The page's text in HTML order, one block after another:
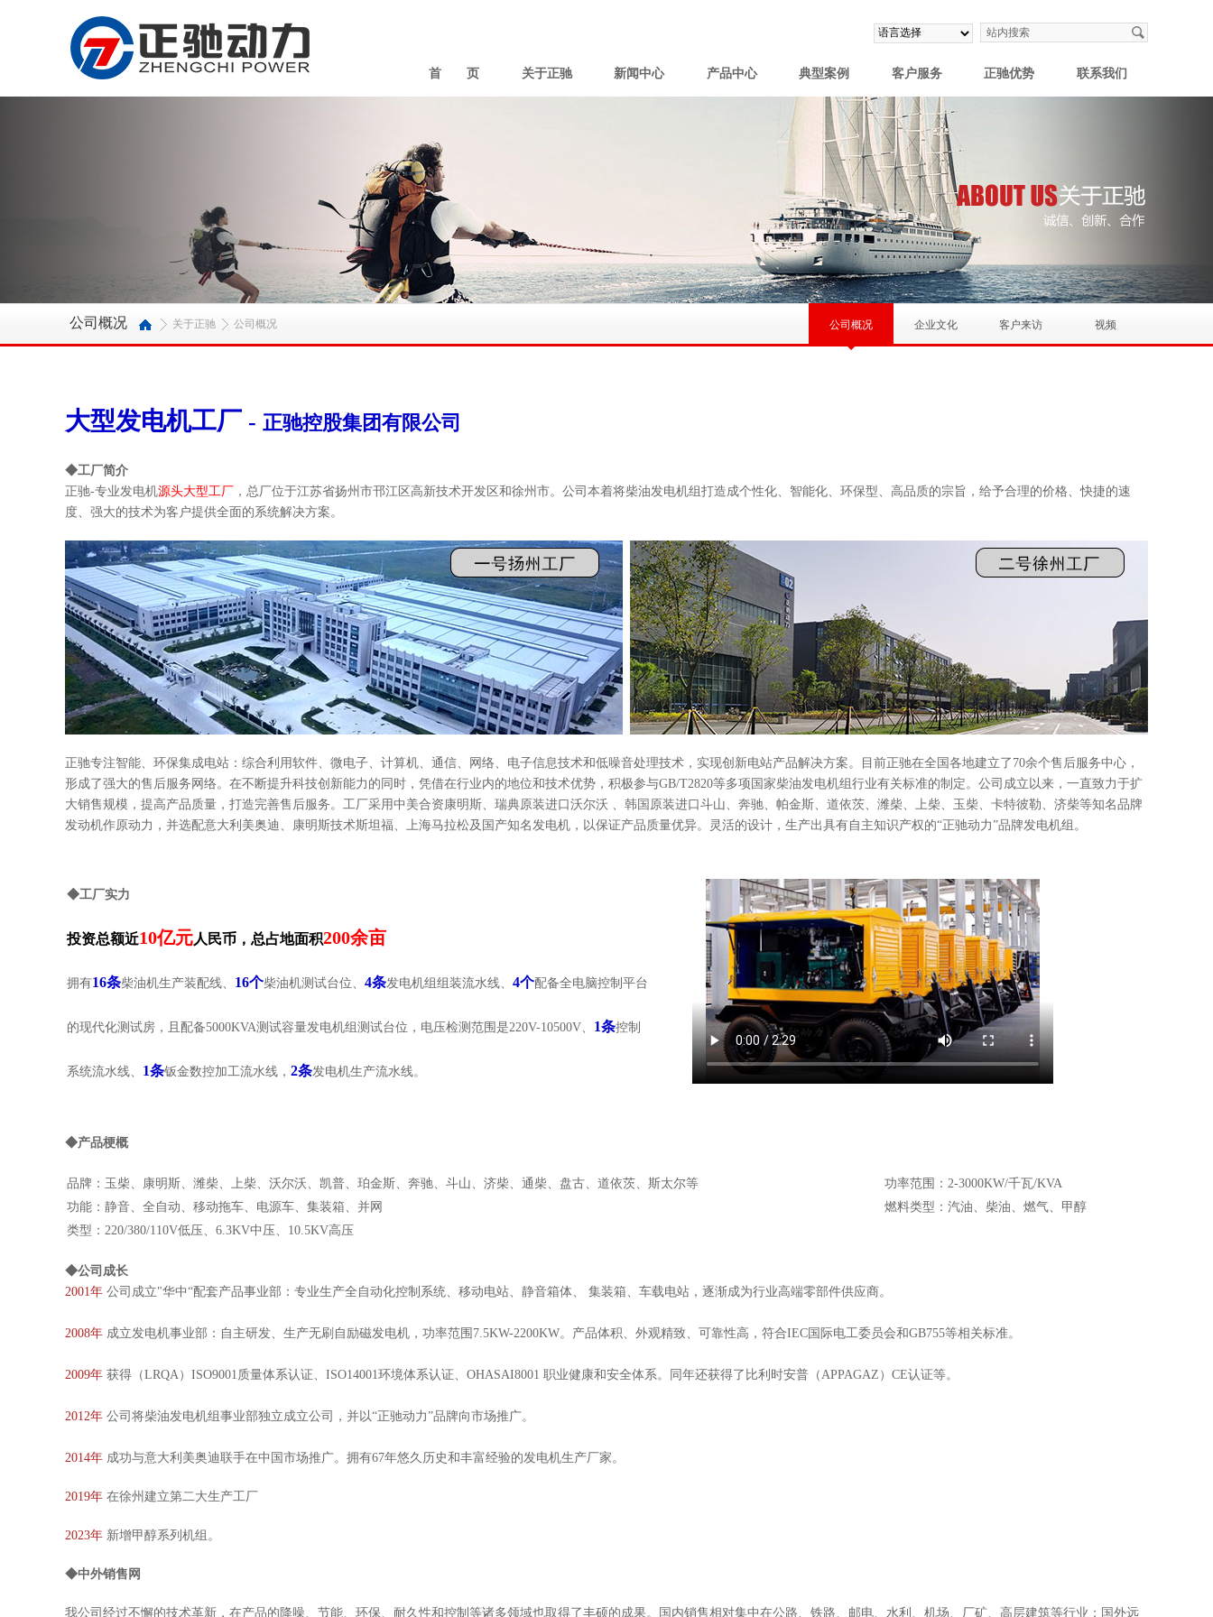
首 页 关于正驰 新闻中心 产品中心 典型案例 客户服务 正驰优势 联系我们
公司概况 关于正驰 公司概况 公司概况 企业文化 客户来访 视频
大型发电机工厂 - 正驰控股集团有限公司
◆工厂简介
正驰-专业发电机源头大型工厂 ，总厂位于江苏省扬州市邗江区高新技术开发区和徐州市。 公司本着将柴油发电机组打造成个性化、智能化、环保型、高品质的宗旨，给予合理的价格、快捷的速
度、强大的技术为客户提供全面的系统解决方案。
正驰专注智能、环保集成电站：综合利用软件、微电子、计算机、通信、网络、电子信息技术和低噪音处理技术，实现创新电站产品解决方案。目前正驰在全国各地建立了70余个售后服务中心，
形成了强大的售后服务网络。 在不断提升科技创新能力的同时，凭借在行业内的地位和技术优势，积极参与GB/T2820等多项国家柴油发电机组行业有关标准的制定。 公司成立以来，一直致力于扩
大销售规模，提高产品质量，打造完善售后服务。 工厂采用中美合资康明斯、瑞典原装进口沃尔沃 、韩国原装进口斗山、奔驰、帕金斯、道依茨、潍柴、上柴、玉柴、卡特彼勒、济柴等知名品牌
发动机作原动力，并选配意大利美奥迪、康明斯技术斯坦福、上海马拉松及国产知名发电机，以保证产品质量优异。灵活的设计，生产出具有自主知识产权的“正驰动力”品牌发电机组。
◆工厂实力
投资总额近10亿元人民币，总占地面积200余亩
拥有16条柴油机生产装配线、 16个柴油机测试台位、 4条发电机组组装流水线、 4个配备全电脑控制平台
的现代化测试房，且配备5000KVA测试容量发电机组测试台位，电压检测范围是220V-10500V、 1条控制
系统流水线、 1条钣金数控加工流水线， 2条发电机生产流水线。
◆产品梗概
品牌：玉柴、康明斯、潍柴、上柴、沃尔沃、凯普、珀金斯、奔驰、斗山、济柴、通柴、盘古、道依茨、斯太尔等
功率范围：2-3000KW/千瓦/KVA
功能：静音、全自动、移动拖车、电源车、集装箱、并网
燃料类型：汽油、柴油、燃气、甲醇
类型：220/380/110V低压、6.3KV中压、10.5KV高压
◆公司成长
2001年 公司成立"华中“配套产品事业部：专业生产全自动化控制系统、移动电站、静音箱体、 集装箱、车载电站，逐渐成为行业高端零部件供应商。
2008年 成立发电机事业部：自主研发、生产无刷自励磁发电机，功率范围7.5KW-2200KW。产品体积、外观精致、可靠性高，符合IEC国际电工委员会和GB755等相关标准。
2009年 获得（LRQA）ISO9001质量体系认证、ISO14001环境体系认证、OHASAI8001 职业健康和安全体系。同年还获得了比利时安普（APPAGAZ）CE认证等。
2012年 公司将柴油发电机组事业部独立成立公司，并以“正驰动力”品牌向市场推广。
2014年 成功与意大利美奥迪联手在中国市场推广。拥有67年悠久历史和丰富经验的发电机生产厂家。
2019年 在徐州建立第二大生产工厂
2023年 新增甲醇系列机组。
◆中外销售网
我公司经过不懈的技术革新，在产品的降噪、节能、环保、耐久性和控制等诸多领域也取得了丰硕的成果。国内销售相对集中在公路、铁路、邮电、水利、机场、厂矿、高层建筑等行业；国外远